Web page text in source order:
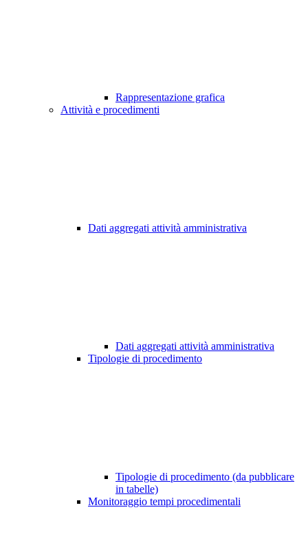
Rappresentazione grafica
Attività e procedimenti
Dati aggregati attività amministrativa
Dati aggregati attività amministrativa
Tipologie di procedimento
Tipologie di procedimento (da pubblicare
in tabelle)
Monitoraggio tempi procedimentali